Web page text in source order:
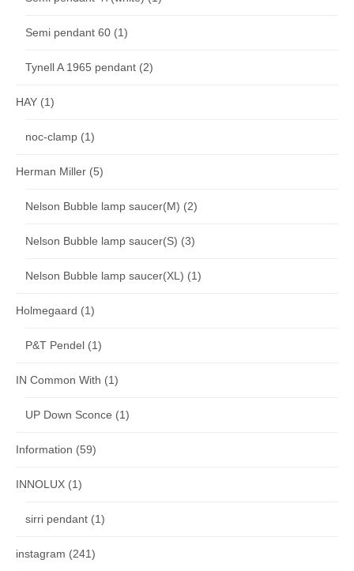
Semi pendant 60 (1)
Tynell A 1965 pendant (2)
HAY (1)
noc-clamp (1)
Herman Miller (5)
Nelson Bubble lamp saucer(M) (2)
Nelson Bubble lamp saucer(S) (3)
Nelson Bubble lamp saucer(XL) (1)
Holmegaard (1)
P&T Pendel (1)
IN Common With (1)
UP Down Sconce (1)
Information (59)
INNOLUX (1)
sirri pendant (1)
instagram (241)